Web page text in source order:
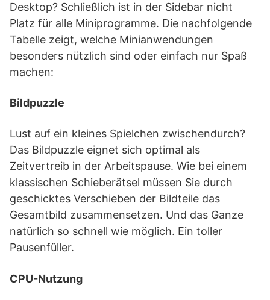
Desktop? Schließlich ist in der Sidebar nicht
Platz für alle Miniprogramme. Die nachfolgende
Tabelle zeigt, welche Minianwendungen
besonders nützlich sind oder einfach nur Spaß
machen:
Bildpuzzle
Lust auf ein kleines Spielchen zwischendurch?
Das Bildpuzzle eignet sich optimal als
Zeitvertreib in der Arbeitspause. Wie bei einem
klassischen Schieberätsel müssen Sie durch
geschicktes Verschieben der Bildteile das
Gesamtbild zusammensetzen. Und das Ganze
natürlich so schnell wie möglich. Ein toller
Pausenfüller.
CPU-Nutzung